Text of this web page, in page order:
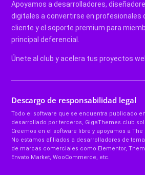
Apoyamos a desarrolladores,
digitales a convertirse en profesionales
cliente y el soporte premium para
principal deferencial.
Únete al club y acelera tus proyectos
Descargo de responsabilidad legal
Todo el software que se encuentra publicado
desarrollado por terceros, GigaThemes.club
Creemos en el software libre y apoyamos a The
No estamos afiliados a desarrolladores de
de marcas comerciales como Elementor,
Envato Market, WooCommerce, etc.